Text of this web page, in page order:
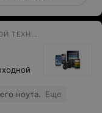
СЕРВИСНЫЙ ЦЕНТР ПО РЕМОНТУ ЦИФРОВОЙ ТЕХНИКИ
ноута. Еще